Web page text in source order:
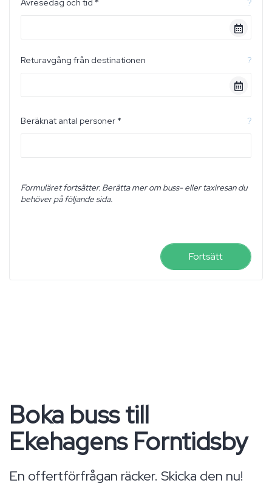
Avresedag och tid * ?
Returavgång från destinationen ?
Beräknat antal personer * ?
Formuläret fortsätter. Berätta mer om buss- eller taxiresan du
behöver på följande sida.
Fortsätt
Boka buss till
Ekehagens Forntidsby
En offertförfrågan räcker. Skicka den nu!